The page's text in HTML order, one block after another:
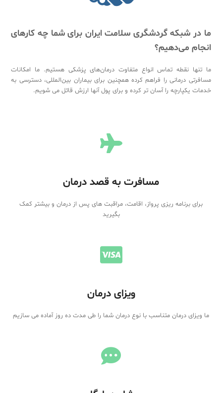
ما در شبکه گردشگری سلامت ایران برای شما چه کارهای
انجام می‌دهیم؟
ما تنها نقطه تماس انواع متفاوت درمان‌های پزشکی هستیم. ما امکانات
مسافرتی درمانی را فراهم کرده همچنین برای بیماران بین‌المللی، دسترسی به
خدمات یکپارچه را آسان تر کرده و برای پول آنها ارزش قائل می شویم.
مسافرت به قصد درمان
برای برنامه ریزی پرواز، اقامت، مراقبت های پس از درمان و بیشتر کمک
بگیرید
ویزای درمان
ما ویزای درمان متناسب با نوع درمان شما را طی مدت ده روز آماده می سازیم